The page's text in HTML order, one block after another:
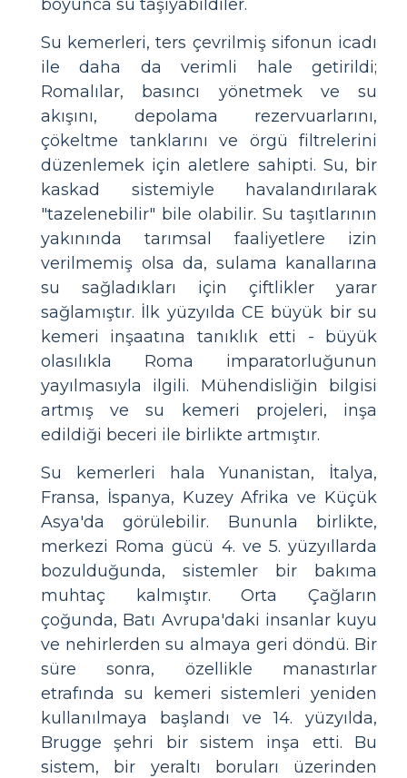
boyunca su taşıyabildiler.
Su kemerleri, ters çevrilmiş sifonun icadı
ile daha da verimli hale getirildi;
Romalılar, basıncı yönetmek ve su
akışını, depolama rezervuarlarını,
çökeltme tanklarını ve örgü filtrelerini
düzenlemek için aletlere sahipti. Su, bir
kaskad sistemiyle havalandırılarak
"tazelenebilir" bile olabilir. Su taşıtlarının
yakınında tarımsal faaliyetlere izin
verilmemiş olsa da, sulama kanallarına
su sağladıkları için çiftlikler yarar
sağlamıştır. İlk yüzyılda CE büyük bir su
kemeri inşaatına tanıklık etti - büyük
olasılıkla Roma imparatorluğunun
yayılmasıyla ilgili. Mühendisliğin bilgisi
artmış ve su kemeri projeleri, inşa
edildiği beceri ile birlikte artmıştır.
Su kemerleri hala Yunanistan, İtalya,
Fransa, İspanya, Kuzey Afrika ve Küçük
Asya'da görülebilir. Bununla birlikte,
merkezi Roma gücü 4. ve 5. yüzyıllarda
bozulduğunda, sistemler bir bakıma
muhtaç kalmıştır. Orta Çağların
çoğunda, Batı Avrupa'daki insanlar kuyu
ve nehirlerden su almaya geri döndü. Bir
süre sonra, özellikle manastırlar
etrafında su kemeri sistemleri yeniden
kullanılmaya başlandı ve 14. yüzyılda,
Brugge şehri bir sistem inşa etti. Bu
sistem, bir yeraltı boruları üzerinden